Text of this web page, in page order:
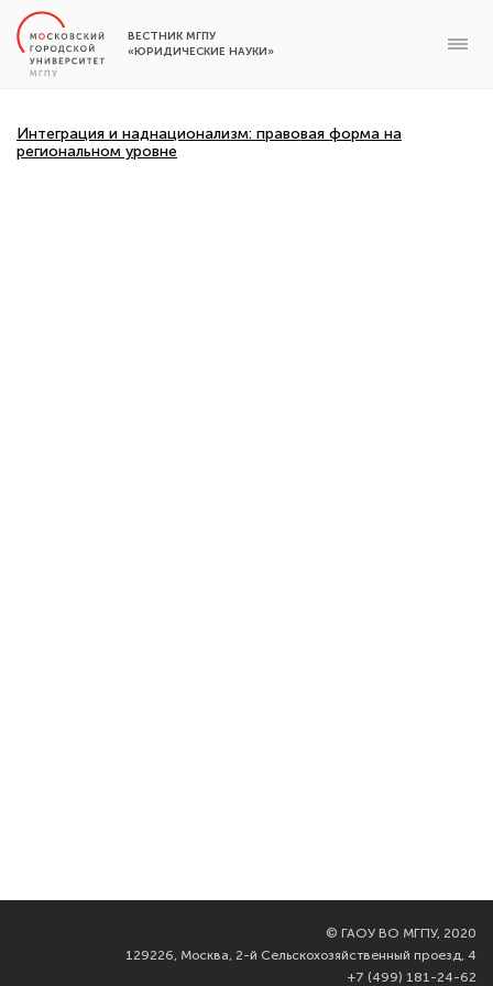
ВЕСТНИК МГПУ
«ЮРИДИЧЕСКИЕ НАУКИ»
Интеграция и наднационализм: правовая форма на
региональном уровне
© ГАОУ ВО МГПУ, 2020
129226, Москва, 2-й Сельскохозяйственный проезд, 4
+7 (499) 181-24-62